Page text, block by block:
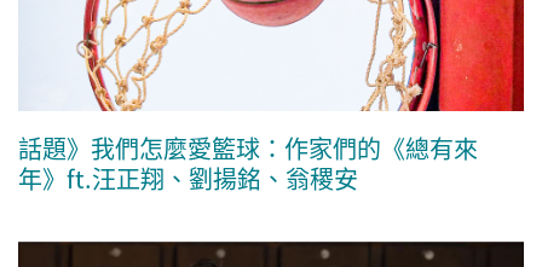
話題》我們怎麼愛籃球：作家們的《總有來
年》ft.汪正翔、劉揚銘、翁稷安